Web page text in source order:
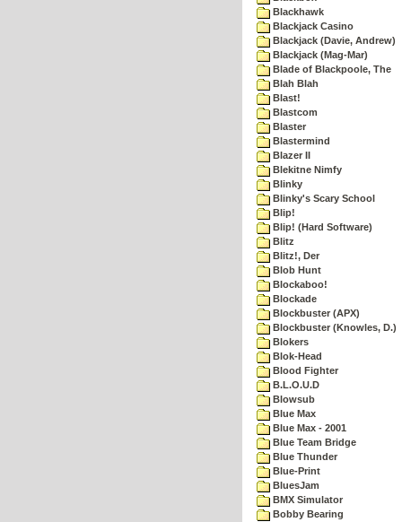
Blackhawk
Blackjack Casino
Blackjack (Davie, Andrew)
Blackjack (Mag-Mar)
Blade of Blackpoole, The
Blah Blah
Blast!
Blastcom
Blaster
Blastermind
Blazer II
Blekitne Nimfy
Blinky
Blinky's Scary School
Blip!
Blip! (Hard Software)
Blitz
Blitz!, Der
Blob Hunt
Blockaboo!
Blockade
Blockbuster (APX)
Blockbuster (Knowles, D.)
Blokers
Blok-Head
Blood Fighter
B.L.O.U.D
Blowsub
Blue Max
Blue Max - 2001
Blue Team Bridge
Blue Thunder
Blue-Print
BluesJam
BMX Simulator
Bobby Bearing